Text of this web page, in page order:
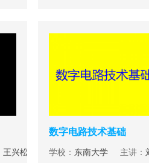
王兴松
数字电路技术基础
学校： 东南大学 主讲：